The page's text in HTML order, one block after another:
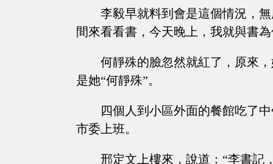
李毅早就料到會是這個情況，
間來看看書，今天晚上，我就與書
何靜殊的臉忽然就紅了，原來
是她“何靜殊”。
四個人到小區外面的餐館吃了
市委上班。
邢定文上樓來，說道：“李書記